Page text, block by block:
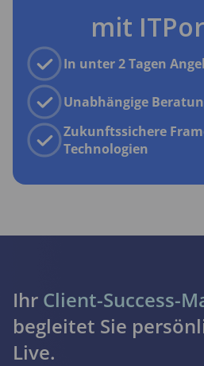
mit
In unter 2 Tagen
Unabhängige
Zukunftssichere
Technologien
Ihr Client-Success-
begleitet Sie
Live.